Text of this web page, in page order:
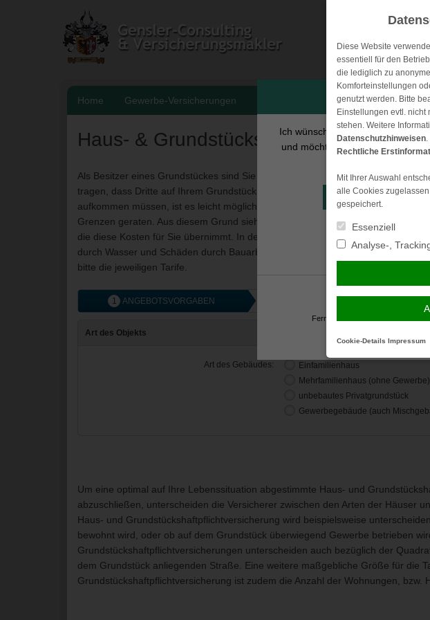
zum
Inhalt
Home Gewerbe-Versicherungen Krankenversicherungen Vorsorge
Haus- & Grundstückshaftpflicht
Als Besitzer eines Grundstückes sind Sie zu Schadensersatz verpflichtet, wenn
tragen, dass Dritte auf Ihrem Grundstück zu Schaden kommen. Da Sie für
aufkommen müssen, ist es leicht möglich, dass Sie im Falle eines erlittenen
Grenzen geraten. Aus diesem Grund sieht der Gesetzgeber eine Haus- und
die diese Kosten für Sie übernimmt. In der Regel werden vom Versicherer
durch Wasser und Schäden durch Bauarbeiten gedeckt. Für genauere Fragen
bitte die jeweiligen Tarife.
Um eine optimal auf Ihre Lebenssituation abgestimmte Haus- und
abzuschließen, unterscheiden die Versicherer zwischen den Arten der Häuser
Haus- und Grundstückshaftpflichtversicherung wird beispielsweise
bewohnt wird, oder ob auf dem Grundstück überwiegend Gewerbe betrieben
Grundstückshaftpflichtversicherungen unterscheiden auch bezüglich der
dem Grundstück anliegenden Straße. Eine weitere maßgebliche Größe für die
Grundstückshaftpflichtversicherung ist zudem die Anzahl der Wohnungen, bzw.
Ich wünsche eine persönliche
und möchte Kontakt mit einem
Beraten lassen
Fernabsatzverträgen sind wir
Diese Website
essentiell für den
die lediglich zu
Komforteinstellungen
genutzt werden. Bitte
Einstellungen evtl. nicht
stehen. Weitere
Datenschutzhinweisen.
Rechtliche
Mit Ihrer Auswahl
alle Cookies
gespeichert.
Essenziell
Analyse-,
Cookie-Details Impressum